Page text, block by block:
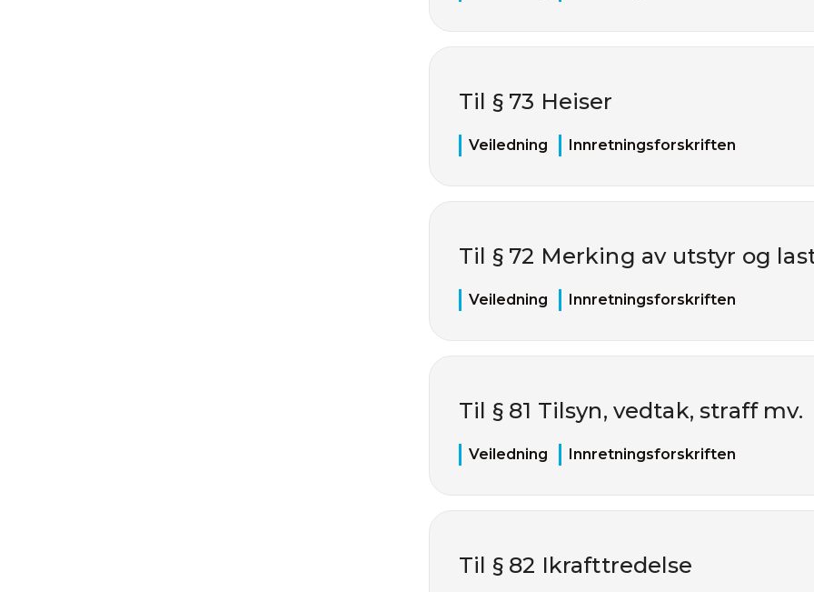
Til § 73 Heiser
Veiledning Innretningsforskriften
Til § 72 Merking av utstyr og
Veiledning Innretningsforskriften
Til § 81 Tilsyn, vedtak, straff mv.
Veiledning Innretningsforskriften
Til § 82 Ikrafttredelse